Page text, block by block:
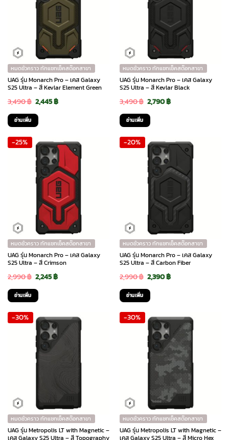
หมดชั่วคราว ทักแชทเช็คสต๊อกสาขา
UAG รุ่น Monarch Pro – เคส Galaxy
S25 Ultra – สี Kevlar Element Green
3,490฿ Original
price
was:
3,490 ฿.
2,445฿Current
2,445 ฿.
อ่านเพิ่ม
หมดชั่วคราว ทักแชทเช็คสต๊อกสาขา
UAG รุ่น Monarch Pro – เคส Galaxy
S25 Ultra – สี Kevlar Black
3,490฿ Original
price
was:
3,490 ฿.
2,790฿Current
2,790 ฿.
อ่านเพิ่ม
-25%
หมดชั่วคราว ทักแชทเช็คสต๊อกสาขา
UAG รุ่น Monarch Pro – เคส Galaxy
S25 Ultra – สี Crimson
2,990฿ Original
price
was:
2,990 ฿.
2,245฿Current
2,245 ฿.
อ่านเพิ่ม
-20%
หมดชั่วคราว ทักแชทเช็คสต๊อกสาขา
UAG รุ่น Monarch Pro – เคส Galaxy
S25 Ultra – สี Carbon Fiber
2,990฿ Original
price
was:
2,990 ฿.
2,390฿Current
2,390 ฿.
อ่านเพิ่ม
-30%
หมดชั่วคราว ทักแชทเช็คสต๊อกสาขา
UAG รุ่น Metropolis LT with Magnetic –
เคส Galaxy S25 Ultra – สี Topography
-30%
หมดชั่วคราว ทักแชทเช็คสต๊อกสาขา
UAG รุ่น Metropolis LT with Magnetic –
เคส Galaxy S25 Ultra – สี Micro Hex